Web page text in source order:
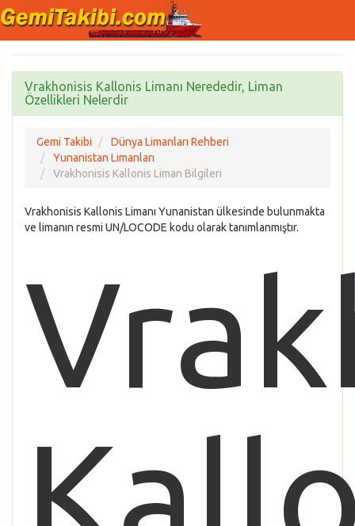
Vrakhonisis Kallonis Limanı Nerededir, Liman
Özellikleri Nelerdir
Gemi Takibi
Dünya Limanları Rehberi
Yunanistan Limanları
Vrakhonisis Kallonis Liman Bilgileri
Vrakhonisis Kallonis Limanı Yunanistan ülkesinde bulunmakta
ve limanın resmi UN/LOCODE kodu olarak tanımlanmıştır.